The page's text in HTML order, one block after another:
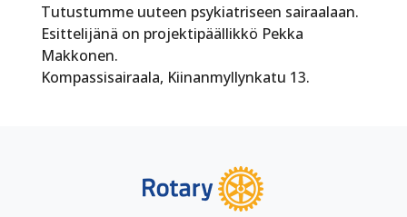
Tutustumme uuteen psykiatriseen sairaalaan.
Esittelijänä on projektipäällikkö Pekka
Makkonen.
Kompassisairaala, Kiinanmyllynkatu 13.